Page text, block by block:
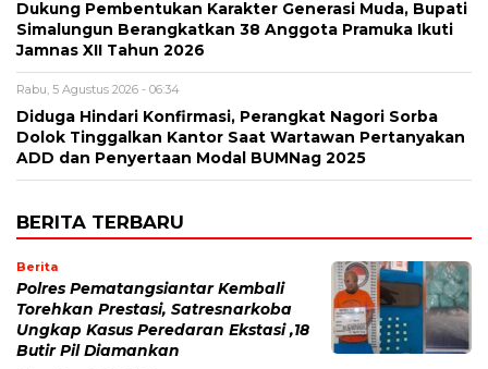
Dukung Pembentukan Karakter Generasi Muda, Bupati
Simalungun Berangkatkan 38 Anggota Pramuka Ikuti
Jamnas XII Tahun 2026
Rabu, 5 Agustus 2026 - 06:34
Diduga Hindari Konfirmasi, Perangkat Nagori Sorba
Dolok Tinggalkan Kantor Saat Wartawan Pertanyakan
ADD dan Penyertaan Modal BUMNag 2025
BERITA TERBARU
Berita
Polres Pematangsiantar Kembali
Torehkan Prestasi, Satresnarkoba
Ungkap Kasus Peredaran Ekstasi ,18
Butir Pil Diamankan